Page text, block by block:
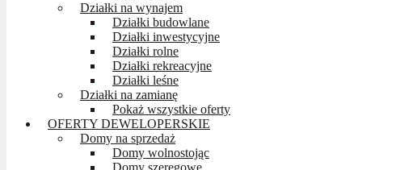
Działki na wynajem
Działki budowlane
Działki inwestycyjne
Działki rolne
Działki rekreacyjne
Działki leśne
Działki na zamianę
Pokaż wszystkie oferty
OFERTY DEWELOPERSKIE
Domy na sprzedaż
Domy wolnostojąc
Domy szeregowe